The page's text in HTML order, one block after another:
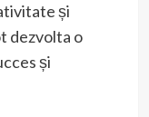
și
dezvolta o
și